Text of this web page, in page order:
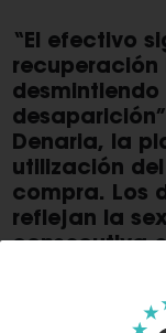
“El efectivo
desmintiendo
Denaria, la
utilización
compra. Los
reflejan la
consecutiva
trimestre de
como en